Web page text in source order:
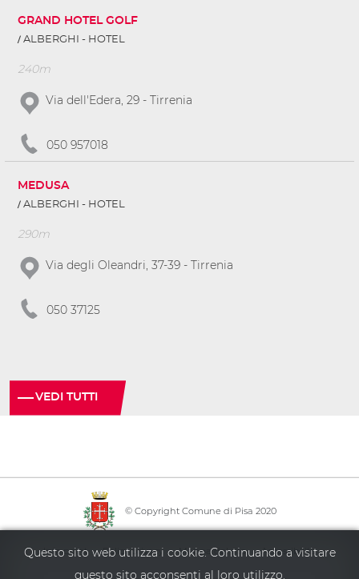
GRAND HOTEL GOLF
ALBERGHI - HOTEL
240m
Via dell'Edera, 29 - Tirrenia
050 957018
MEDUSA
ALBERGHI - HOTEL
290m
Via degli Oleandri, 37-39 - Tirrenia
050 37125
VEDI TUTTI
© Copyright Comune di Pisa 2020
Info point·Policy privacy ·Mappa del sito·Accessibilità
Questo sito web utilizza i cookie. Continuando a visitare
questo sito acconsenti al loro utilizzo.